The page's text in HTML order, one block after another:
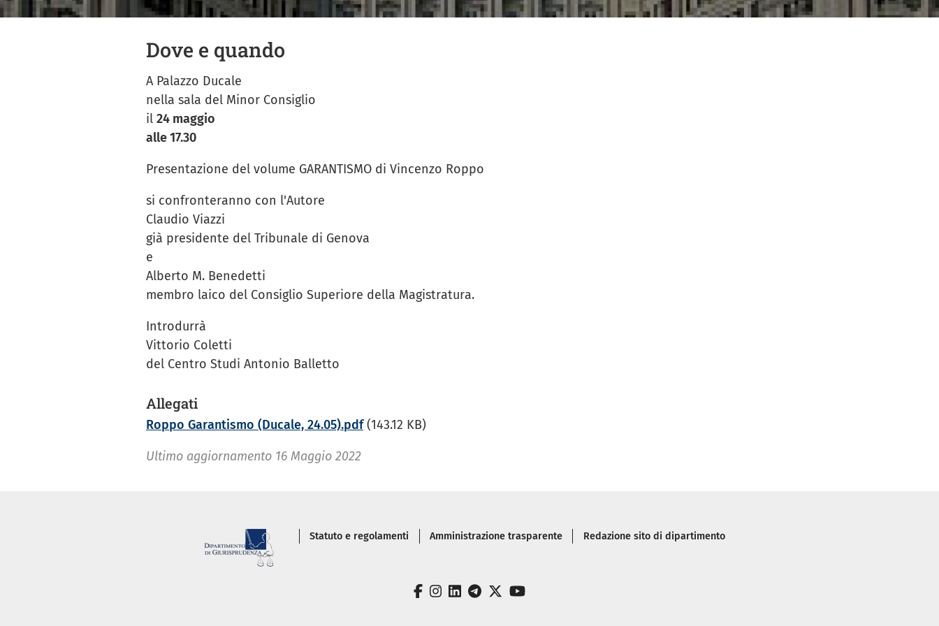
Dove e quando
A Palazzo Ducale
nella sala del Minor Consiglio
il 24 maggio
alle 17.30
Presentazione del volume GARANTISMO di Vincenzo Roppo
si confronteranno con l'Autore
Claudio Viazzi
già presidente del Tribunale di Genova
e
Alberto M. Benedetti
membro laico del Consiglio Superiore della Magistratura.
Introdurrà
Vittorio Coletti
del Centro Studi Antonio Balletto
Allegati
Roppo Garantismo (Ducale, 24.05).pdf (143.12 KB)
Ultimo aggiornamento 16 Maggio 2022
Piè di pagina
Statuto e regolamenti Amministrazione trasparente Redazione sito di dipartimento
facebook
instagram
linkedin
telegram
twitteryoutube